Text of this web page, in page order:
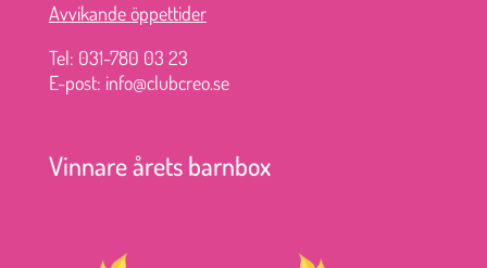
Avvikande öppettider
Tel: 031-780 03 23
E-post: info@clubcreo.se
Vinnare årets barnbox